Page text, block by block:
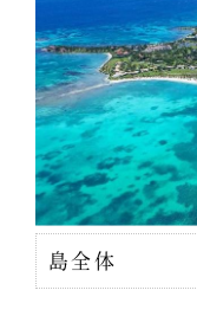
島全体